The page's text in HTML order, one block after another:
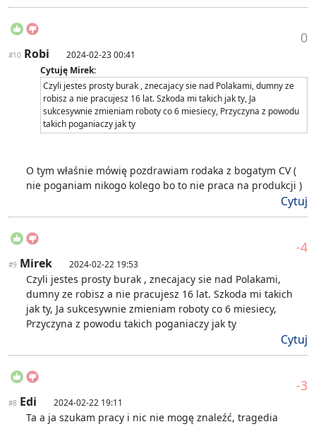
0
#10 Robi
2024-02-23 00:41
Cytuję Mirek:
Czyli jestes prosty burak , znecajacy sie nad Polakami, dumny ze
robisz a nie pracujesz 16 lat. Szkoda mi takich jak ty, Ja
sukcesywnie zmieniam roboty co 6 miesiecy, Przyczyna z powodu
takich poganiaczy jak ty
O tym właśnie mówię pozdrawiam rodaka z bogatym CV (
nie poganiam nikogo kolego bo to nie praca na produkcji )
Cytuj
-4
#9 Mirek 2024-02-22 19:53
Czyli jestes prosty burak , znecajacy sie nad Polakami,
dumny ze robisz a nie pracujesz 16 lat. Szkoda mi takich
jak ty, Ja sukcesywnie zmieniam roboty co 6 miesiecy,
Przyczyna z powodu takich poganiaczy jak ty
Cytuj
-3
#8 Edi 2024-02-22 19:11
Ta a ja szukam pracy i nic nie mogę znaleźć, tragedia